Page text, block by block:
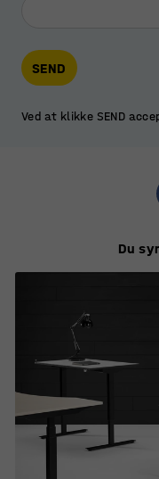
SEND
Ved at klikke SEND
Du